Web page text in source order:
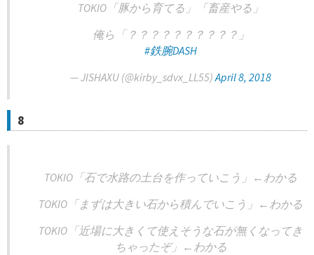
TOKIO「豚から育てる」「畜産やる」
俺ら「？？？？？？？？？？」
#鉄腕DASH
— JISHAXU (@kirby_sdvx_LL55)April 8, 2018
8
TOKIO「石で水路の土台を作っていこう」←わかる
TOKIO「まずは大きい石から積んでいこう」←わかる
TOKIO「近場に大きくて使えそうな石が無くなってき
ちゃったぞ」←わかる